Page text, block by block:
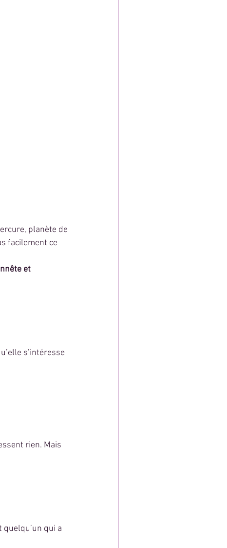
planète de
facilement ce
et
s’intéresse
rien. Mais
quelqu’un qui a